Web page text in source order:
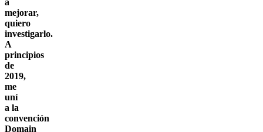
mejorar,
quiero
investigarlo.
A
principios
de
2019,
me
uní
a la
convención
Domain